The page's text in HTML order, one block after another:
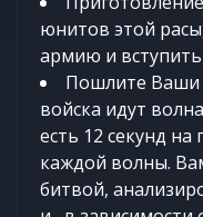
юнитов этой
армию и вступить
Пошлите Ваши
войска идут
есть 12 секунд
каждой волны.
битвой,